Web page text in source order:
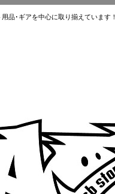
を中心に取り揃えています！バ